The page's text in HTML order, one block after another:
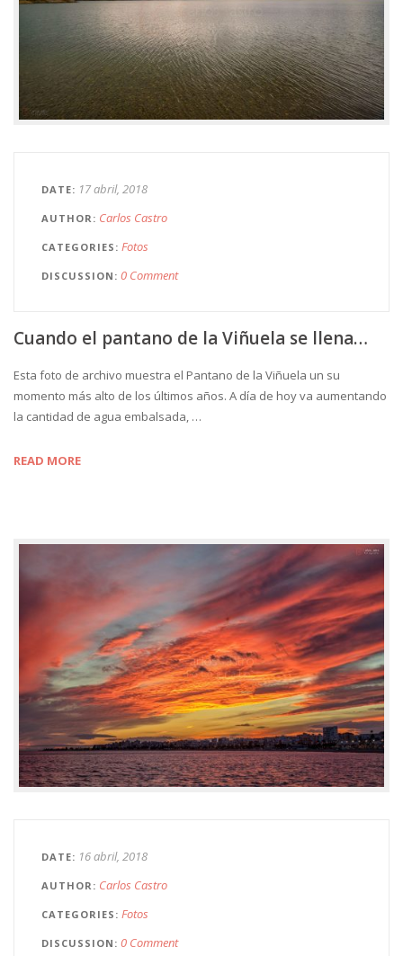
DATE 17 abril, 2018
AUTHOR Carlos Castro
CATEGORIES Fotos
DISCUSSION 0 Comment
Cuando el pantano de la Viñuela se llena…
Esta foto de archivo muestra el Pantano de la Viñuela un su
momento más alto de los últimos años. A día de hoy va aumentando
la cantidad de agua embalsada, …
READ MORE
DATE 16 abril, 2018
AUTHOR Carlos Castro
CATEGORIES Fotos
DISCUSSION 0 Comment